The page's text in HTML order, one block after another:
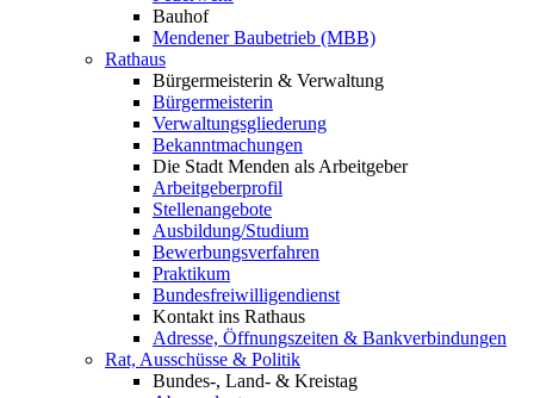
Bauhof
Mendener Baubetrieb (MBB)
Rathaus
Bürgermeisterin & Verwaltung
Bürgermeisterin
Verwaltungsgliederung
Bekanntmachungen
Die Stadt Menden als Arbeitgeber
Arbeitgeberprofil
Stellenangebote
Ausbildung/Studium
Bewerbungsverfahren
Praktikum
Bundesfreiwilligendienst
Kontakt ins Rathaus
Adresse, Öffnungszeiten & Bankverbindungen
Rat, Ausschüsse & Politik
Bundes-, Land- & Kreistag